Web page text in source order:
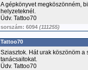
A gépkönyvet megköszönném,
helyzeteknél.
Üdv. Tattoo70
sorszám: 6094 (111255)
Tattoo70
Sziasztok. Hát urak köszönöm
tanácsaitokat.
Üdv. Tattoo70